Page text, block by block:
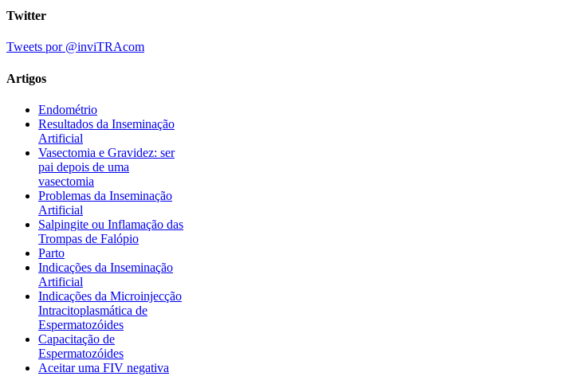
Twitter
Tweets por @inviTRAcom
Artigos
Endométrio
Resultados da Inseminação
Artificial
Vasectomia e Gravidez: ser
pai depois de uma
vasectomia
Problemas da Inseminação
Artificial
Salpingite ou Inflamação das
Trompas de Falópio
Parto
Indicações da Inseminação
Artificial
Indicações da Microinjecção
Intracitoplasmática de
Espermatozóides
Capacitação de
Espermatozóides
Aceitar uma FIV negativa